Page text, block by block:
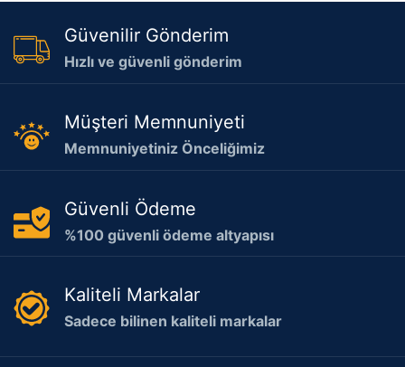
Güvenilir Gönderim
Hızlı ve güvenli gönderim
Müşteri Memnuniyeti
Memnuniyetiniz Önceliğimiz
Güvenli Ödeme
%100 güvenli ödeme altyapısı
Kaliteli Markalar
Sadece bilinen kaliteli markalar